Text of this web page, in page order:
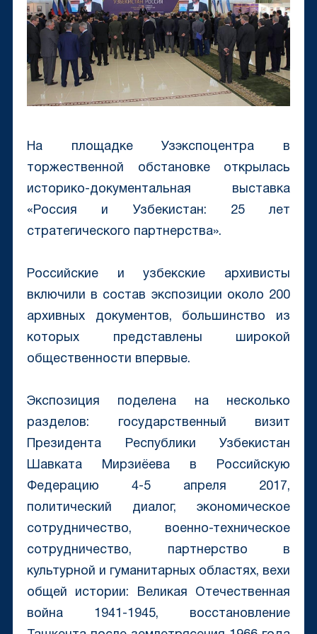
На площадке Узэкспоцентра в
торжественной обстановке открылась
историко-документальная выставка
«Россия и Узбекистан: 25 лет
стратегического партнерства».
Российские и узбекские архивисты
включили в состав экспозиции около 200
архивных документов, большинство из
которых представлены широкой
общественности впервые.
Экспозиция поделена на несколько
разделов: государственный визит
Президента Республики Узбекистан
Шавката Мирзиёева в Российскую
Федерацию 4-5 апреля 2017,
политический диалог, экономическое
сотрудничество, военно-техническое
сотрудничество, партнерство в
культурной и гуманитарных областях, вехи
общей истории: Великая Отечественная
война 1941-1945, восстановление